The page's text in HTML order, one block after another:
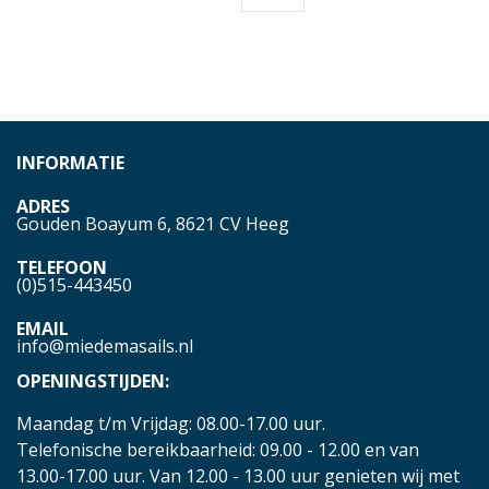
INFORMATIE
ADRES
Gouden Boayum 6, 8621 CV Heeg
TELEFOON
(0)515-443450
EMAIL
info@miedemasails.nl
OPENINGSTIJDEN:
Maandag t/m Vrijdag: 08.00-17.00 uur.
Telefonische bereikbaarheid: 09.00 - 12.00 en van
13.00-17.00 uur. Van 12.00 - 13.00 uur genieten wij met